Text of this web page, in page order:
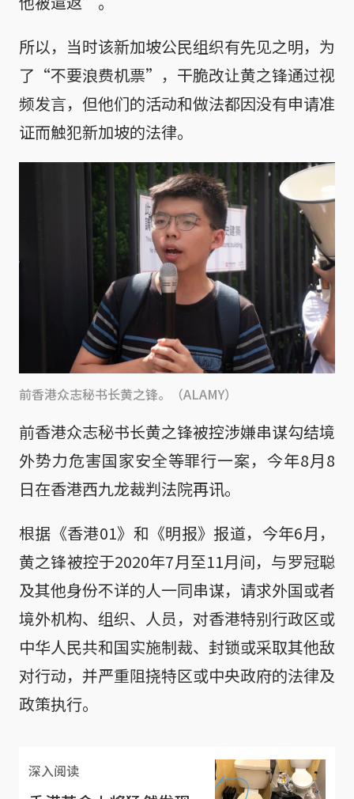
所以，当时该新加坡公民组织有先见之明，为
了“不要浪费机票”，干脆改让黄之锋通过视
频发言，但他们的活动和做法都因没有申请准
证而触犯新加坡的法律。
前香港众志秘书长黄之锋。（ALAMY）
前香港众志秘书长黄之锋被控涉嫌串谋勾结境
外势力危害国家安全等罪行一案，今年8月8
日在香港西九龙裁判法院再讯。
根据《香港01》和《明报》报道，今年6月，
黄之锋被控于2020年7月至11月间，与罗冠聪
及其他身份不详的人一同串谋，请求外国或者
境外机构、组织、人员，对香港特别行政区或
中华人民共和国实施制裁、封锁或采取其他敌
对行动，并严重阻挠特区或中央政府的法律及
政策执行。
深入阅读